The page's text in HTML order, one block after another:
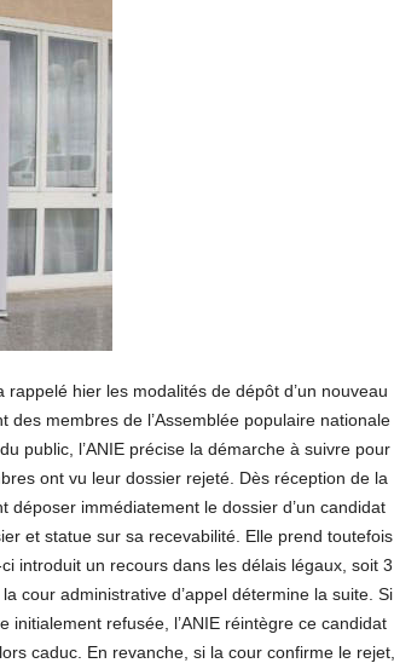
hier les modalités de dépôt d’un nouveau
membres de l’Assemblée populaire nationale
public, l’ANIE précise la démarche à suivre pour
ont vu leur dossier rejeté. Dès réception de la
immédiatement le dossier d’un candidat
et statue sur sa recevabilité. Elle prend toutefois
introduit un recours dans les délais légaux, soit 3
cour administrative d’appel détermine la suite. Si
refusée, l’ANIE réintègre ce candidat
caduc. En revanche, si la cour confirme le rejet,